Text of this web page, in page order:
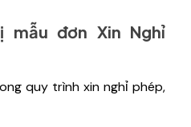
mẫu đơn Xin Nghỉ
quy trình xin nghỉ phép,